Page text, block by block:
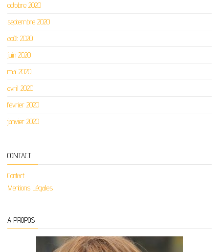
octobre 2020
septembre 2020
août 2020
juin 2020
mai 2020
avril 2020
février 2020
janvier 2020
CONTACT
Contact
Mentions Légales
A PROPOS